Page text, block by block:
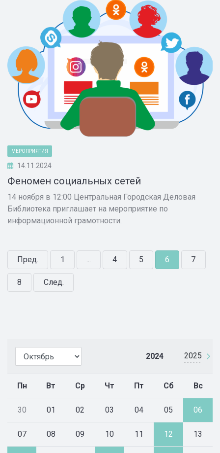
2024 2025
Пн Вт Ср Чт Пт Сб Вс
30 01 02 03 04 05 06
07 08 09 10 11 12 13
МЕРОПРИЯТИЯ
14.11.2024
Феномен социальных сетей
14 ноября в 12:00 Центральная Городская Деловая
Библиотека приглашает на мероприятие по
информационной грамотности.
Пред. 1 ... 4 5 6 7
8 След.